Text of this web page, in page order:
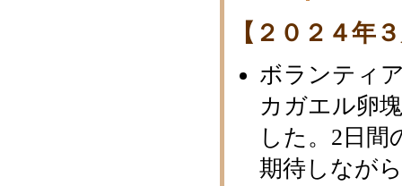
【２０２４年
ボランティ
カガエル卵
した。2日
期待しなが